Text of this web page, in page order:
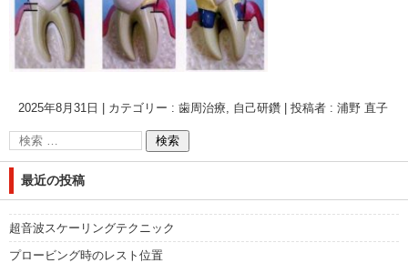
2025年8月31日 カテゴリー : 歯周治療, 自己研鑽 投稿者 : 浦野 直子
最近の投稿
超音波スケーリングテクニック
プロービング時のレスト位置